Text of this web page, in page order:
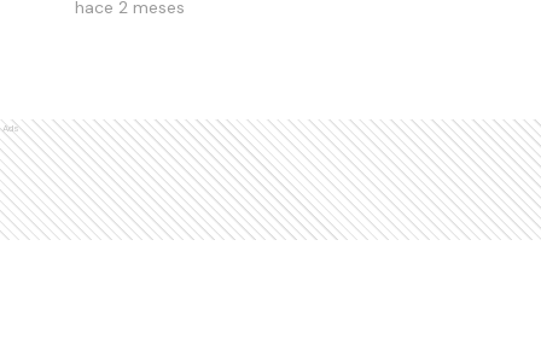
hace 2 meses
Ads